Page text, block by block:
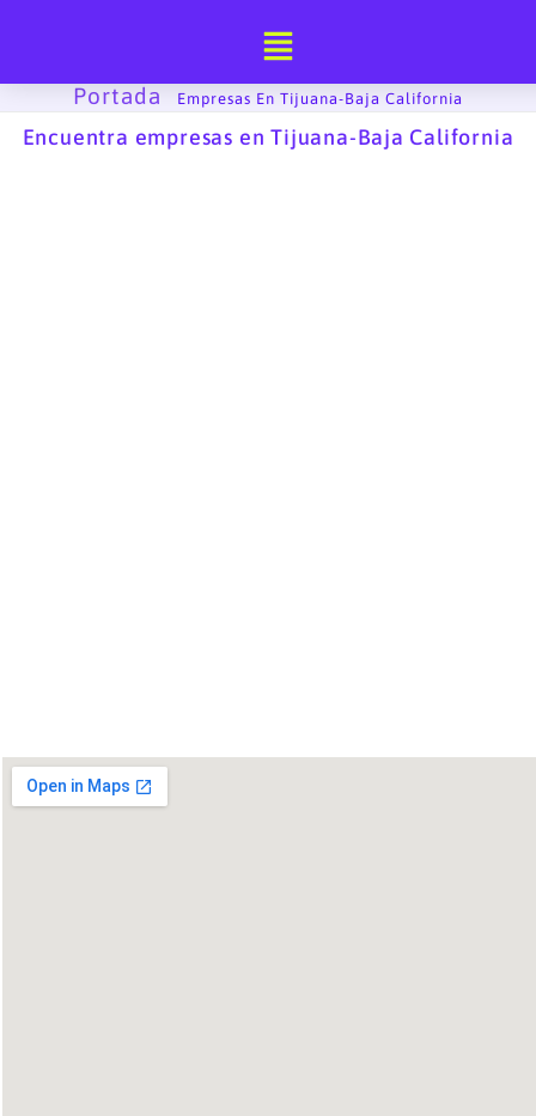
Portada
Empresas En Tijuana-Baja California
Encuentra empresas en Tijuana-Baja California